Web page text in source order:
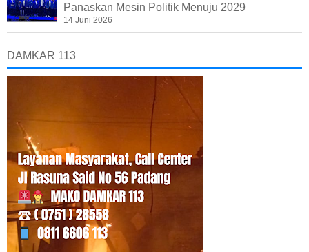
Panaskan Mesin Politik Menuju 2029
14 Juni 2026
DAMKAR 113